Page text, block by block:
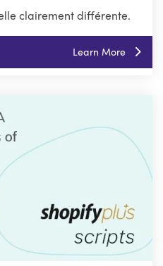
clairement différente.
Learn More